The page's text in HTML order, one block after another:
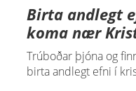
Birta andlegt
koma nær
Trúboðar þjóna og
birta andlegt efni í